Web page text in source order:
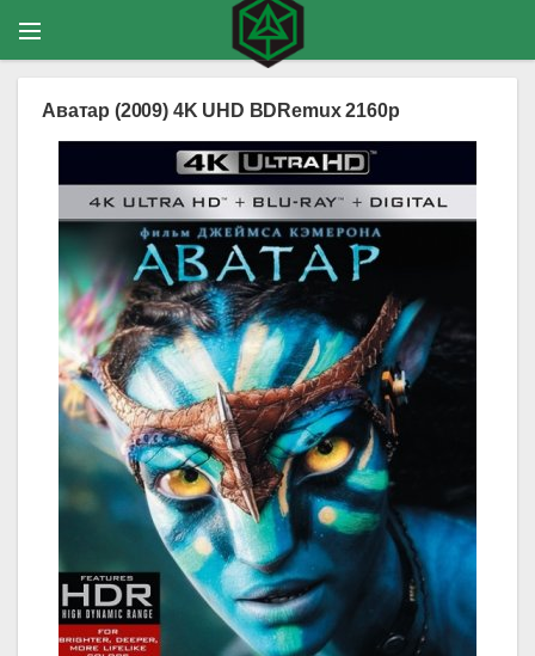
Аватар (2009) 4K UHD BDRemux 2160p